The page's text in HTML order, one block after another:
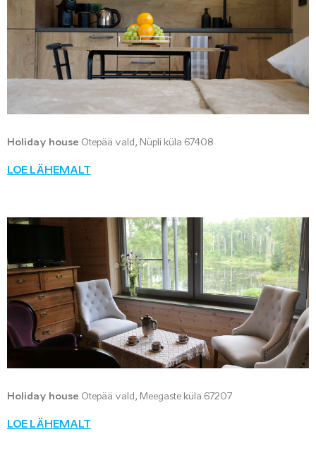
Holiday house Otepää vald, Nüpli küla 67408
LOE LÄHEMALT
Holiday house Otepää vald, Meegaste küla 67207
LOE LÄHEMALT